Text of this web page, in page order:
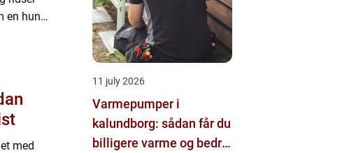
en hund
med
11 july 2026
Varmepumper i
kalundborg: sådan får du
billigere varme og bedre